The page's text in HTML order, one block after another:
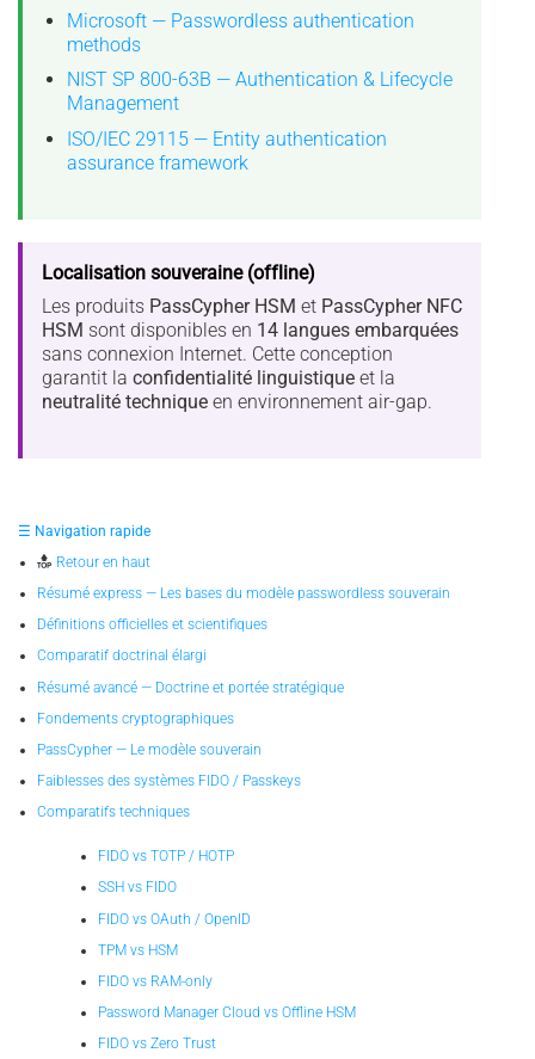
Microsoft — Passwordless authentication
methods
NIST SP 800-63B — Authentication & Lifecycle
Management
ISO/IEC 29115 — Entity authentication
assurance framework
Localisation souveraine (offline)
Les produits PassCypher HSM et PassCypher NFC
HSM sont disponibles en 14 langues embarquées
sans connexion Internet. Cette conception
garantit la confidentialité linguistique et la
neutralité technique en environnement air-gap.
☰ Navigation rapide
Retour en haut
Résumé express — Les bases du modèle passwordless souverain
Définitions officielles et scientifiques
Comparatif doctrinal élargi
Résumé avancé — Doctrine et portée stratégique
Fondements cryptographiques
PassCypher — Le modèle souverain
Faiblesses des systèmes FIDO / Passkeys
Comparatifs techniques
FIDO vs TOTP / HOTP
SSH vs FIDO
FIDO vs OAuth / OpenID
TPM vs HSM
FIDO vs RAM-only
Password Manager Cloud vs Offline HSM
FIDO vs Zero Trust